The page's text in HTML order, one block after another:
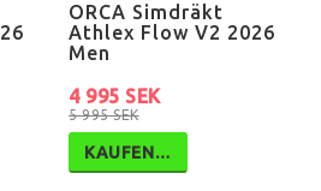
ORCA Simdräkt
Athlex Flow V2 2026
Men
5 995 SEK
4 995 SEK
KAUFEN…